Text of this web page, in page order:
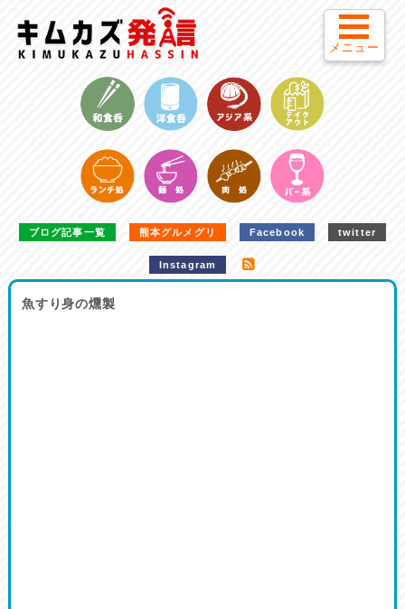
ブログ記事一覧 熊本グルメグリ Facebook twitter
Instagram
魚すり身の燻製
メニュー